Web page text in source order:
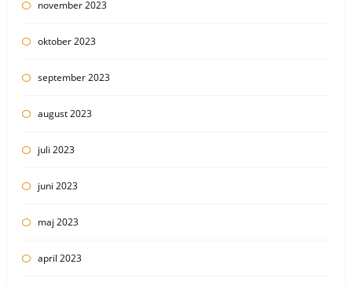
november 2023
oktober 2023
september 2023
august 2023
juli 2023
juni 2023
maj 2023
april 2023